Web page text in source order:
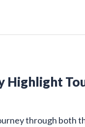
Highlight
through both